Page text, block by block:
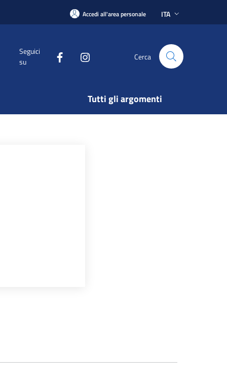
Accedi all'area personale ITA
Seguici
su
Cerca
Tutti gli argomenti